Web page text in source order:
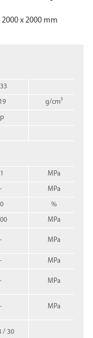
x 2000 mm
g/cm³
MPa
MPa
%
MPa
MPa
MPa
MPa
MPa
/ 30